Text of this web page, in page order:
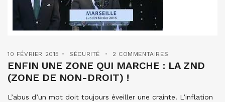
10 FÉVRIER 2015 SÉCURITÉ 2 COMMENTAIRES
ENFIN UNE ZONE QUI MARCHE : LA ZND
(ZONE DE NON-DROIT) !
L’abus d’un mot doit toujours éveiller une crainte. L’inflation